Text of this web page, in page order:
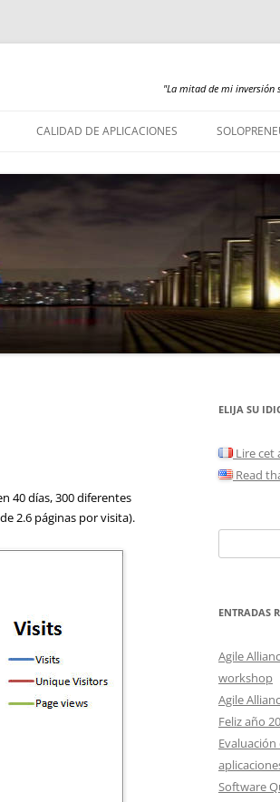
"La mitad de mi inversión
contenido
CALIDAD DE APLICACIONES
40 días, 300 diferentes
2.6 páginas por visita).
ELIJA SU
Lire cet
Read
ENTRADAS
Agile
workshop
Agile
Feliz año
Software